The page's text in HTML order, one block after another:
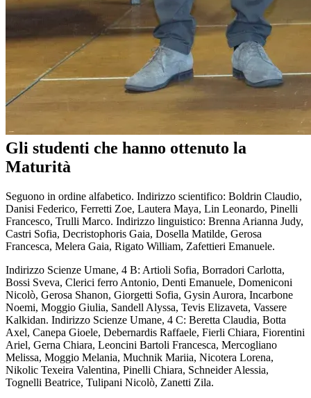
Gli studenti che hanno ottenuto la
Maturità
Seguono in ordine alfabetico. Indirizzo scientifico: Boldrin Claudio,
Danisi Federico, Ferretti Zoe, Lautera Maya, Lin Leonardo, Pinelli
Francesco, Trulli Marco. Indirizzo linguistico: Brenna Arianna Judy,
Castri Sofia, Decristophoris Gaia, Dosella Matilde, Gerosa
Francesca, Melera Gaia, Rigato William, Zafettieri Emanuele.
Indirizzo Scienze Umane, 4 B: Artioli Sofia, Borradori Carlotta,
Bossi Sveva, Clerici ferro Antonio, Denti Emanuele, Domeniconi
Nicolò, Gerosa Shanon, Giorgetti Sofia, Gysin Aurora, Incarbone
Noemi, Moggio Giulia, Sandell Alyssa, Tevis Elizaveta, Vassere
Kalkidan. Indirizzo Scienze Umane, 4 C: Beretta Claudia, Botta
Axel, Canepa Gioele, Debernardis Raffaele, Fierli Chiara, Fiorentini
Ariel, Gerna Chiara, Leoncini Bartoli Francesca, Mercogliano
Melissa, Moggio Melania, Muchnik Mariia, Nicotera Lorena,
Nikolic Texeira Valentina, Pinelli Chiara, Schneider Alessia,
Tognelli Beatrice, Tulipani Nicolò, Zanetti Zila.